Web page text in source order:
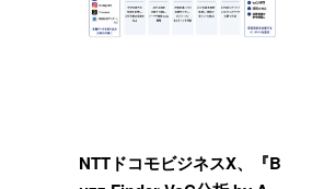
NTTドコモビジネスX、『B